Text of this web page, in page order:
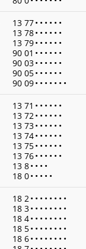
13 77• • • • • •
13 78• • • • • •
13 79• • • • • •
90 01 • • • • • •
90 03• • • • • •
90 05• • • • • •
90 09• • • • • • •
13 71 • • • • • •
13 72• • • • • •
13 73• • • • • •
13 74• • • • • •
13 75• • • • • •
13 76• • • • • •
13 8• • • •
18 0• • • • •
18 2• • • • • • • •
18 3• • • • • • • •
18 4• • • • • • • •
18 5• • • • • • • •
18 6• • • • • • • •